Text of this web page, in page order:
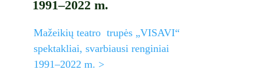
1991–2022 m.
Mažeikių teatro trupės „VISAVI“
spektakliai, svarbiausi renginiai
1991–2022 m. >